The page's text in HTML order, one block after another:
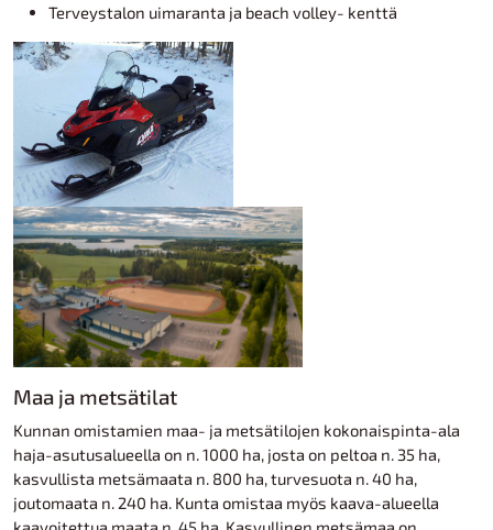
Terveystalon uimaranta ja beach volley- kenttä
Maa ja metsätilat
Kunnan omistamien maa- ja metsätilojen kokonaispinta-ala
haja-asutusalueella on n. 1000 ha, josta on peltoa n. 35 ha,
kasvullista metsämaata n. 800 ha, turvesuota n. 40 ha,
joutomaata n. 240 ha. Kunta omistaa myös kaava-alueella